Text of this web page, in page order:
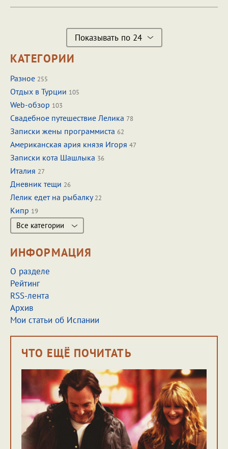
Показывать по 24
КАТЕГОРИИ
Разное 255
Отдых в Турции 105
Web-обзор 103
Свадебное путешествие Лелика 78
Записки жены программиста 62
Американская ария князя Игоря 47
Записки кота Шашлыка 36
Италия 27
Дневник тещи 26
Лелик едет на рыбалку22
Кипр 19
Все категории
ИНФОРМАЦИЯ
О разделе
Рейтинг
RSS-лента
Архив
Мои статьи об Испании
ЧТО ЕЩЁ ПОЧИТАТЬ